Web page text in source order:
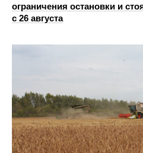
ограничения остановки и
с 26 августа